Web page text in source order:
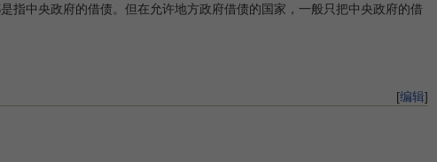
指中央政府的借债。但在允许地方政府借债的国家，一般只把中央政府的借
[编辑]